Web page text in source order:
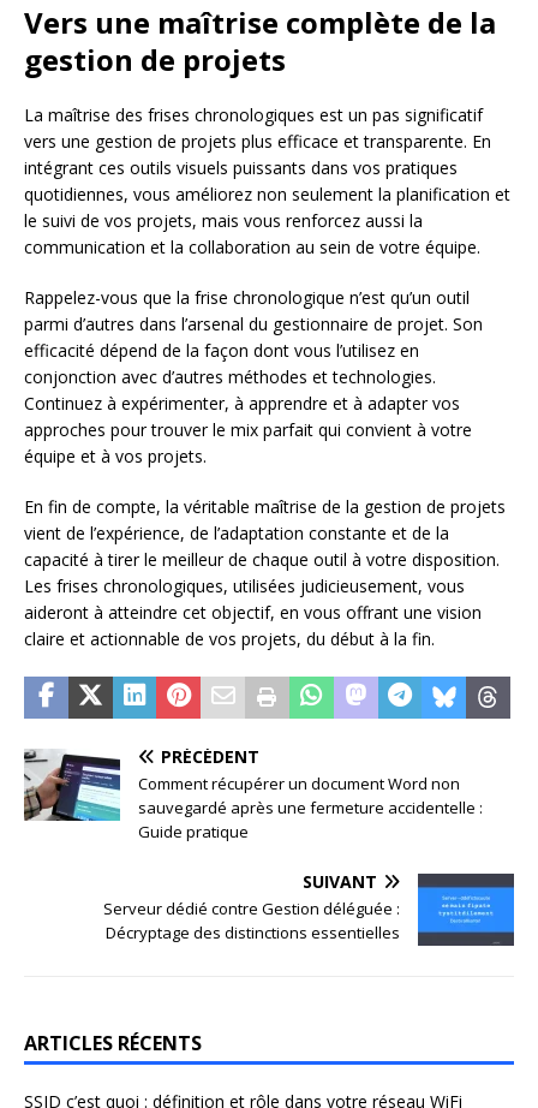
Vers une maîtrise complète de la
gestion de projets
La maîtrise des frises chronologiques est un pas significatif
vers une gestion de projets plus efficace et transparente. En
intégrant ces outils visuels puissants dans vos pratiques
quotidiennes, vous améliorez non seulement la planification et
le suivi de vos projets, mais vous renforcez aussi la
communication et la collaboration au sein de votre équipe.
Rappelez-vous que la frise chronologique n’est qu’un outil
parmi d’autres dans l’arsenal du gestionnaire de projet. Son
efficacité dépend de la façon dont vous l’utilisez en
conjonction avec d’autres méthodes et technologies.
Continuez à expérimenter, à apprendre et à adapter vos
approches pour trouver le mix parfait qui convient à votre
équipe et à vos projets.
En fin de compte, la véritable maîtrise de la gestion de projets
vient de l’expérience, de l’adaptation constante et de la
capacité à tirer le meilleur de chaque outil à votre disposition.
Les frises chronologiques, utilisées judicieusement, vous
aideront à atteindre cet objectif, en vous offrant une vision
claire et actionnable de vos projets, du début à la fin.
PRÉCÉDENT
Comment récupérer un document Word non
sauvegardé après une fermeture accidentelle :
Guide pratique
SUIVANT
Serveur dédié contre Gestion déléguée :
Décryptage des distinctions essentielles
ARTICLES RÉCENTS
SSID c’est quoi : définition et rôle dans votre réseau WiFi